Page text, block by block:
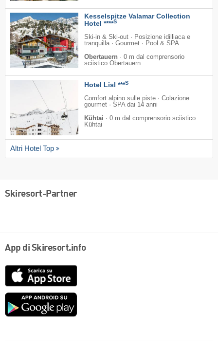
Kesselspitze Valamar Collection
Hotel ****S
Ski-in & Ski-out · Posizione idilliaca e
tranquilla · Gourmet · Pool & SPA
Obertauern · 0 m dal comprensorio
sciistico Obertauern
Hotel Lisl ***S
Comfort alpino sulle piste · Colazione
gourmet · SPA dai 14 anni
Kühtai · 0 m dal comprensorio sciistico
Kühtai
Altri Hotel Top
Skiresort-Partner
App di Skiresort.info
Google